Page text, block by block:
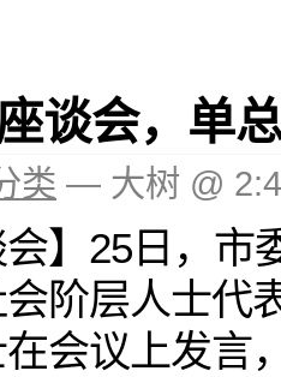
谈会，单
类 — 大树 @
会】25日，
阶层人士代
会议上发言